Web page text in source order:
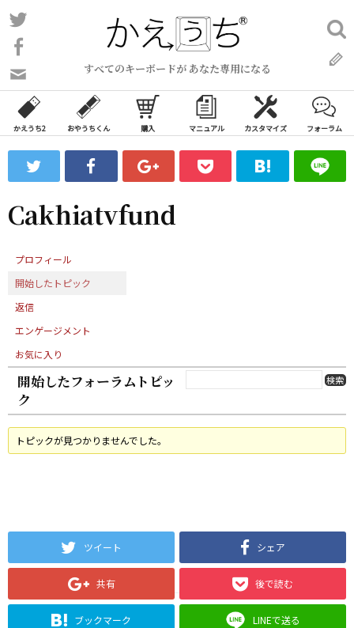
コ
ン
ン
ツ
ス
ッ
すべてのキーボードが あなた専用になる
い
合
わ
フ
ォ
ム
検
索:
かえうち2 おやうちくん 購入 マニュアル カスタマイズ フォーラム
Cakhiatvfund
プロフィール
開始したトピック
返信
エンゲージメント
お気に入り
開始したフォーラムトピッ
ク
トピックが見つかりませんでした。
ツイート シェア
共有 後で読む
ブックマーク LINEで送る